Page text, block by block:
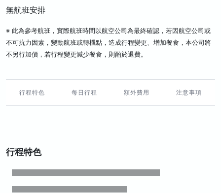
無航班安排
※ 此為參考航班，實際航班時間以航空公司為最終確認，若因航空公司或
不可抗力因素，變動航班或轉機點，造成行程變更、增加餐食，本公司將
不另行加價，若行程變更減少餐食，則酌於退費。
行程特色 每日行程 額外費用 注意事項
行程特色